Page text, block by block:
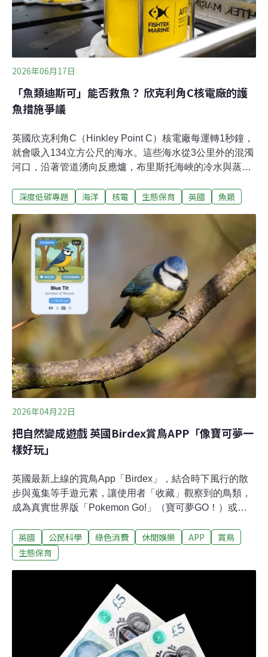
（CaCO₃），也是傳統的粉筆材料，不僅反射能力佳，還
可以抵抗
2026年06月17日
「魚類迪斯可」能否救魚？ 欣克利角C核電廠的護
魚措施爭議
英國欣克利角C（Hinkley Point C）核電廠每運轉1秒鐘，
就會吸入134立方公尺的海水。這些海水從3公里外的混濁
河口，沿著管道湧向反應爐，布里斯托海峽的冷水與蒸汽
往難逃一劫。稱核電廠是魚類的死亡陷阱並不為過。英國
魚面臨死亡威脅，包括鯡魚、歐洲鱸魚、大西洋鮭，以及
被列為極度瀕危的歐洲鰻鱺。日前，更有多個環保團體指
控，開發商刻意美化數據、誤導大眾。欣克利角C第一反
應爐的預計商轉時間已延後至2030年。保護英國關鍵潮汐
生態區承建此核電廠的法國電力公司（EDF）聲稱投入了
7億英鎊（約新台幣296億元）建立魚類保護措施，包括5
億英鎊的特殊低速進水口、1.5億英鎊的魚類回收與放流系
統，與最受矚目的，5000萬英鎊的聲學驅魚裝置。這個被
媒體戲稱為「魚類迪斯可」（fish disco）的裝置，
深度低碳專題 海洋 核電 生態保育 英國 魚類
2026年04月22日
把自然變成遊戲 英國Birdex賞鳥APP「像寶可夢一
樣好玩」
英國最新上線的賞鳥App「Birdex」，結合時下風行的散
步與蒐集等手遊元素，讓使用者「收藏」觀察到的鳥類，
成為真實世界版「Pokemon Go!」（寶可夢GO！）或
目擊一隻鳥就能蒐集「卡片」累積積分。越不尋常、越稀
有的物種，還能得到更多積分和獎勵。使用者彼此可以加
年輕人多接觸自然活動。史考特說，「我認為賞鳥和《寶
可夢》有很多相似的地方。」儘管有人認為，常掏出手機
會打斷賞鳥的自然體驗，但史考特對《衛報》表示，開發
這款App的目的是讓科技變成學習工具。「希望讓人們花
在手機上的時間具有正面意義。」「收集成套的東西，本
英國 公民科學 綠色消費 休閒娛樂 APP
賞鳥
生態保育